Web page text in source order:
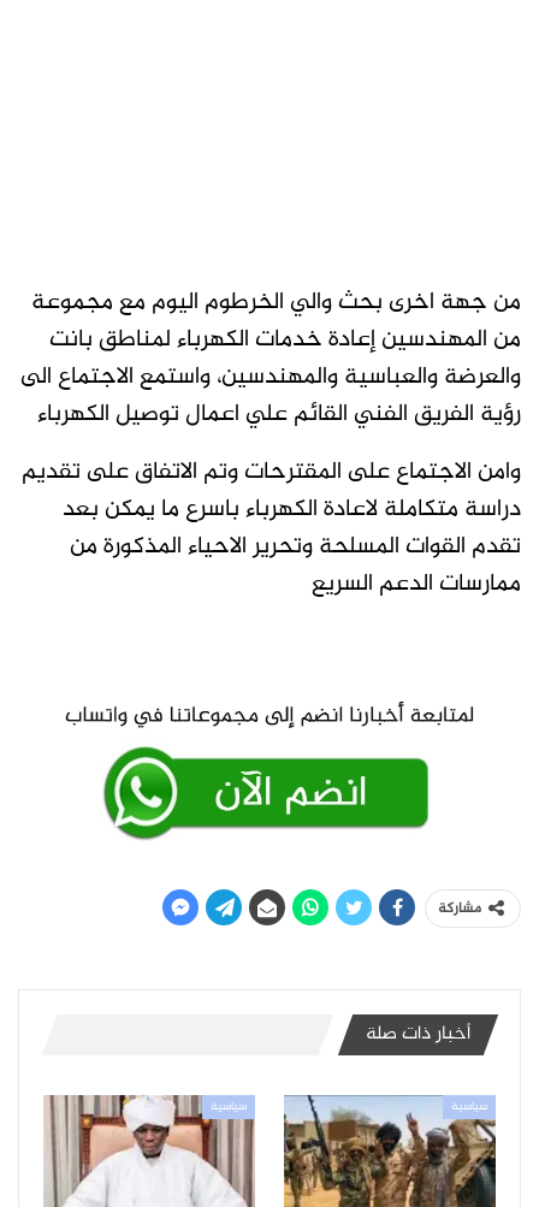
من جهة اخرى بحث والي الخرطوم اليوم مع مجموعة
من المهندسين إعادة خدمات الكهرباء لمناطق بانت
والعرضة والعباسية والمهندسين، واستمع الاجتماع الى
رؤية الفريق الفني القائم علي اعمال توصيل الكهرباء
وامن الاجتماع على المقترحات وتم الاتفاق على تقديم
دراسة متكاملة لاعادة الكهرباء باسرع ما يمكن بعد
تقدم القوات المسلحة وتحرير الاحياء المذكورة من
ممارسات الدعم السريع
مشاركة
أخبار ذات صلة
سياسية سياسية